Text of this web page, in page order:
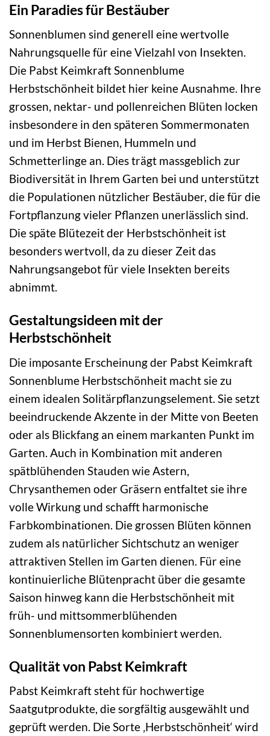
Ein Paradies für Bestäuber
Sonnenblumen sind generell eine wertvolle
Nahrungsquelle für eine Vielzahl von Insekten.
Die Pabst Keimkraft Sonnenblume
Herbstschönheit bildet hier keine Ausnahme. Ihre
grossen, nektar- und pollenreichen Blüten locken
insbesondere in den späteren Sommermonaten
und im Herbst Bienen, Hummeln und
Schmetterlinge an. Dies trägt massgeblich zur
Biodiversität in Ihrem Garten bei und unterstützt
die Populationen nützlicher Bestäuber, die für die
Fortpflanzung vieler Pflanzen unerlässlich sind.
Die späte Blütezeit der Herbstschönheit ist
besonders wertvoll, da zu dieser Zeit das
Nahrungsangebot für viele Insekten bereits
abnimmt.
Gestaltungsideen mit der
Herbstschönheit
Die imposante Erscheinung der Pabst Keimkraft
Sonnenblume Herbstschönheit macht sie zu
einem idealen Solitärpflanzungselement. Sie setzt
beeindruckende Akzente in der Mitte von Beeten
oder als Blickfang an einem markanten Punkt im
Garten. Auch in Kombination mit anderen
spätblühenden Stauden wie Astern,
Chrysanthemen oder Gräsern entfaltet sie ihre
volle Wirkung und schafft harmonische
Farbkombinationen. Die grossen Blüten können
zudem als natürlicher Sichtschutz an weniger
attraktiven Stellen im Garten dienen. Für eine
kontinuierliche Blütenpracht über die gesamte
Saison hinweg kann die Herbstschönheit mit
früh- und mittsommerblühenden
Sonnenblumensorten kombiniert werden.
Qualität von Pabst Keimkraft
Pabst Keimkraft steht für hochwertige
Saatgutprodukte, die sorgfältig ausgewählt und
geprüft werden. Die Sorte ‚Herbstschönheit‘ wird